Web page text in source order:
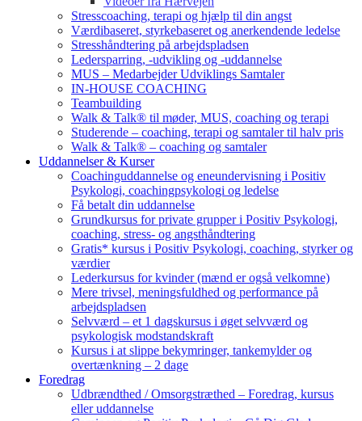
Stresscoaching, terapi og hjælp til din angst
Værdibaseret, styrkebaseret og anerkendende ledelse
Stresshåndtering på arbejdspladsen
Ledersparring, -udvikling og -uddannelse
MUS – Medarbejder Udviklings Samtaler
IN-HOUSE COACHING
Teambuilding
Walk & Talk® til møder, MUS, coaching og terapi
Studerende – coaching, terapi og samtaler til halv pris
Walk & Talk® – coaching og samtaler
Uddannelser & Kurser
Coachinguddannelse og eneundervisning i Positiv
Psykologi, coachingpsykologi og ledelse
Få betalt din uddannelse
Grundkursus for private grupper i Positiv Psykologi,
coaching, stress- og angsthåndtering
Gratis* kursus i Positiv Psykologi, coaching, styrker og
værdier
Lederkursus for kvinder (mænd er også velkomne)
Mere trivsel, meningsfuldhed og performance på
arbejdspladsen
Selvværd – et 1 dagskursus i øget selvværd og
psykologisk modstandskraft
Kursus i at slippe bekymringer, tankemylder og
overtænkning – 2 dage
Foredrag
Udbrændthed / Omsorgstræthed – Foredrag, kursus
eller uddannelse